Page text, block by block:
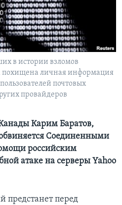
в истории взломов
похищена личная информация
почтовых
провайдеров
Карим Баратов,
Соединенными
российским
атаке на серверы Yahoo
предстанет перед